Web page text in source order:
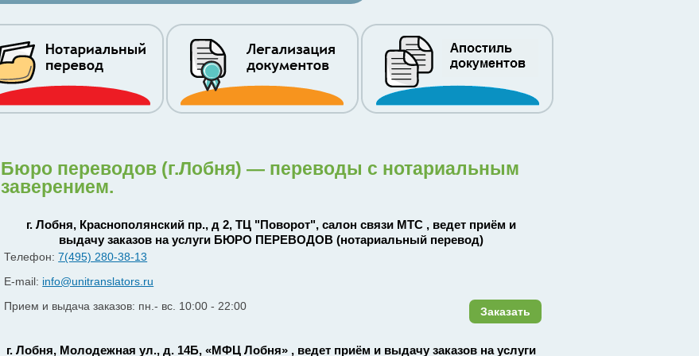
Бюро переводов (г.Лобня) — переводы с нотариальным
заверением.
г. Лобня, Краснополянский пр., д 2, ТЦ "Поворот", салон связи МТС , ведет приём и
выдачу заказов на услуги БЮРО ПЕРЕВОДОВ (нотариальный перевод)
Телефон:7(495) 280-38-13
E-mail: info@unitranslators.ru
Прием и выдача заказов: пн.- вс. 10:00 - 22:00
Заказать
г. Лобня, Молодежная ул., д. 14Б, «МФЦ Лобня» , ведет приём и выдачу заказов на услуги